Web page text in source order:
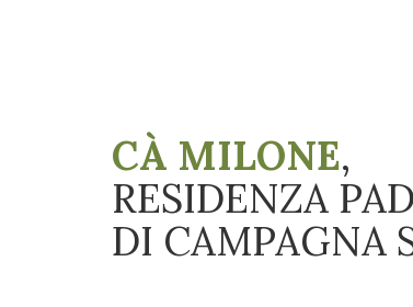
CÀ MILONE,
RESIDENZA
DI CAMPAGNA